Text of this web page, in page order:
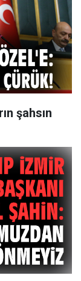
şahsın